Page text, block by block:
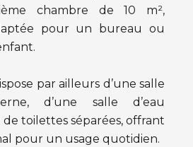
chambre de 10 m²,
pour un bureau ou
par ailleurs d’une salle
d’une salle d’eau
toilettes séparées, offrant
pour un usage quotidien.